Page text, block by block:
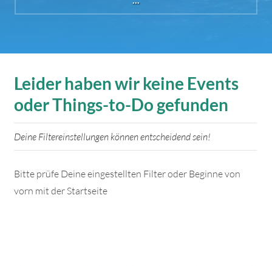
Leider haben wir keine Events
oder Things-to-Do gefunden
Deine Filtereinstellungen können entscheidend sein!
Bitte prüfe Deine eingestellten Filter oder Beginne von
vorn mit der Startseite